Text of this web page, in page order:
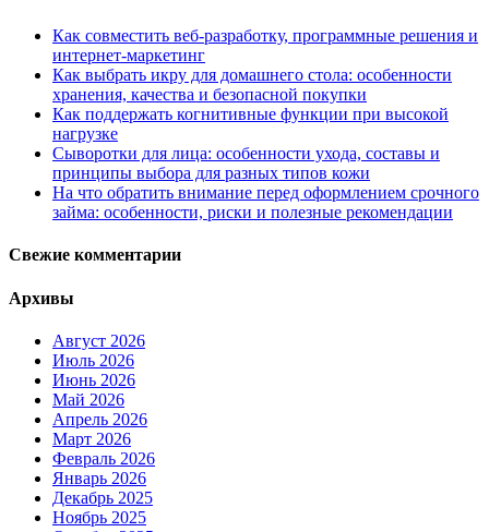
Как совместить веб-разработку, программные решения и
интернет-маркетинг
Как выбрать икру для домашнего стола: особенности
хранения, качества и безопасной покупки
Как поддержать когнитивные функции при высокой
нагрузке
Сыворотки для лица: особенности ухода, составы и
принципы выбора для разных типов кожи
На что обратить внимание перед оформлением срочного
займа: особенности, риски и полезные рекомендации
Свежие комментарии
Архивы
Август 2026
Июль 2026
Июнь 2026
Май 2026
Апрель 2026
Март 2026
Февраль 2026
Январь 2026
Декабрь 2025
Ноябрь 2025